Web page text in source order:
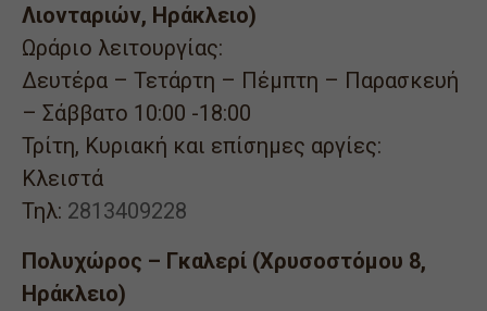
Λιονταριών, Ηράκλειο)
Ωράριο λειτουργίας:
Δευτέρα – Τετάρτη – Πέμπτη – Παρασκευή
– Σάββατο 10:00 -18:00
Τρίτη, Κυριακή και επίσημες αργίες:
Κλειστά
Τηλ: 2813409228
Πολυχώρος – Γκαλερί (Χρυσοστόμου 8,
Ηράκλειο)